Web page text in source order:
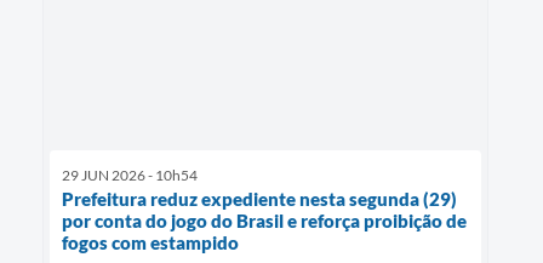
29 JUN 2026 - 10h54
Prefeitura reduz expediente nesta segunda (29)
por conta do jogo do Brasil e reforça proibição de
fogos com estampido